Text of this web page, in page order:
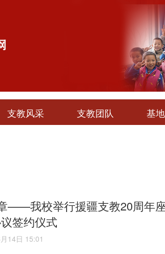
支教风采 支教团队 基
——我校举行援疆支教20周年
签约仪式
14日 15:01